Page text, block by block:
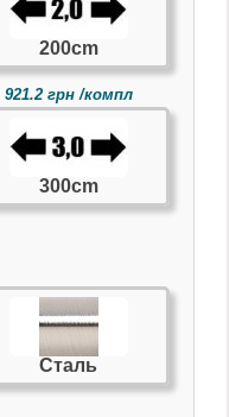
200cm
921.2 грн /компл
300cm
Сталь